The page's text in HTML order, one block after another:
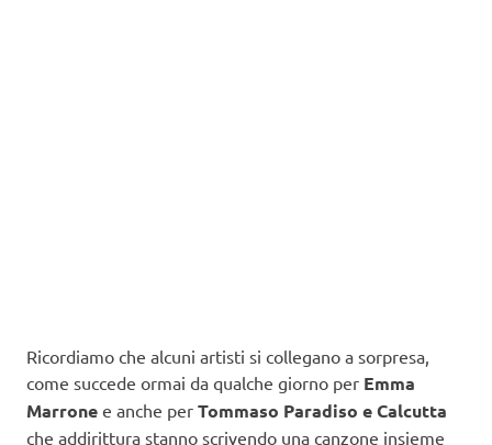
Ricordiamo che alcuni artisti si collegano a sorpresa,
come succede ormai da qualche giorno per Emma
Marrone e anche per Tommaso Paradiso e Calcutta
che addirittura stanno scrivendo una canzone insieme